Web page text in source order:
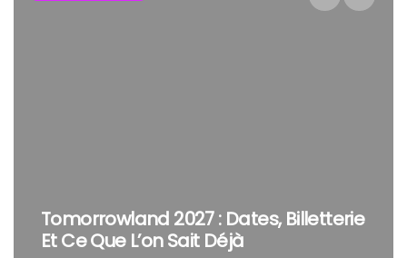
Tomorrowland 2027 : Dates, Billetterie
Et Ce Que L’on Sait Déjà